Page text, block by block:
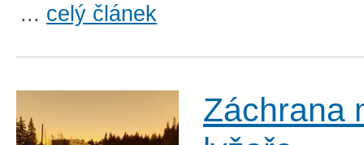
... celý článek
Záchrana